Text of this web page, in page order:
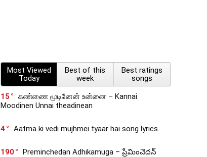
Most Viewed
Today
Best of this
week
Best ratings
songs
15
கண்ணை மூடினேன் உன்னை – Kannai
Moodinen Unnai theadinean
4 Aatma ki vedi mujhmei tyaar hai song lyrics
190
Preminchedan Adhikamuga – ప్రేమించెదన్